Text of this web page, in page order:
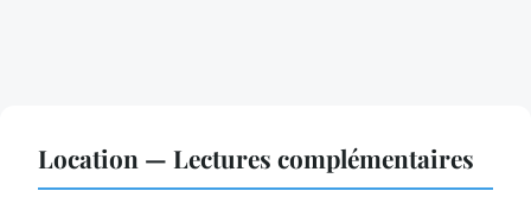
Location — Lectures complémentaires